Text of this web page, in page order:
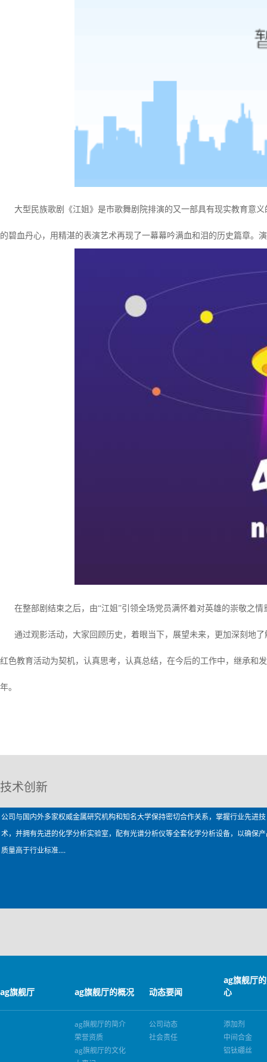
大型民族歌剧《江姐》是市歌舞剧院排演的又一部具有现实教育意义
的碧血丹心，用精湛的表演艺术再现了一幕幕吟满血和泪的历史篇章。
在整部剧结束之后，由“江姐”引领全场党员满怀着对英雄的崇敬之情
通过观影活动，大家回顾历史，着眼当下，展望未来，更加深刻地了
红色教育活动为契机，认真思考，认真总结，在今后的工作中，继承和
年。
技术创新
公司与国内外多家权威金属研究机构和知名大学保持密切合作关系，掌握行业先进技
术，并拥有先进的化学分析实验室，配有光谱分析仪等全套化学分析设备，以确保
质量高于行业标准....
ag旗舰厅 ag旗舰厅的概况 动态要闻
ag旗舰厅
心
ag旗舰厅的简介
荣誉资质
ag旗舰厅的文化
公司动态
社会责任
添加剂
中间合金
铝钛硼丝